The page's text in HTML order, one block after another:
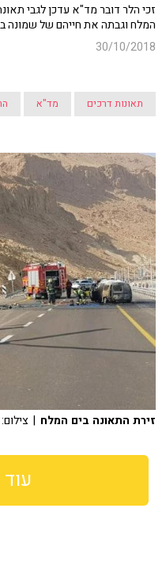
זכי הלר דובר מד"א עדכן לגבי
המלח וגבתה את חייהם של שמונה
30/10/2018
תאונות דרכים מד"א
זירת התאונה בים המלח |